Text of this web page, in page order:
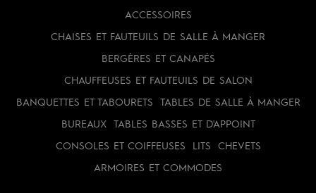
ACCESSOIRES
CHAISES ET FAUTEUILS DE SALLE À MANGER
BERGÈRES ET CANAPÉS
CHAUFFEUSES ET FAUTEUILS DE SALON
BANQUETTES ET TABOURETS TABLES DE SALLE À MANGER
BUREAUX TABLES BASSES ET D'APPOINT
CONSOLES ET COIFFEUSES LITS CHEVETS
ARMOIRES ET COMMODES